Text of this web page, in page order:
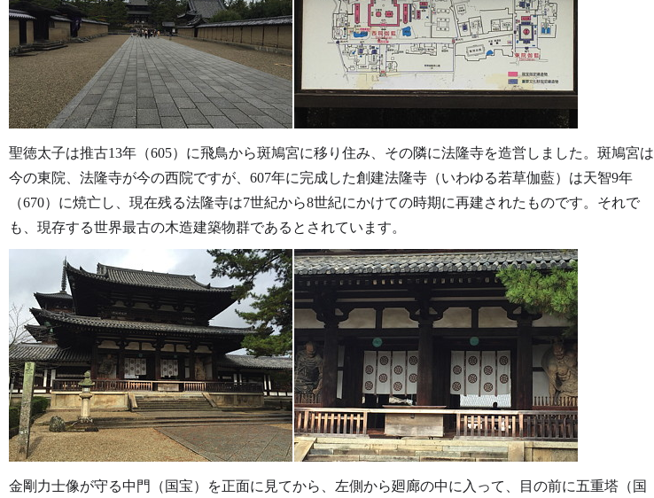
聖徳太子は推古13年（605）に飛鳥から斑鳩宮に移り住み、その隣に法隆寺を造営しました。斑鳩宮は
今の東院、法隆寺が今の西院ですが、607年に完成した創建法隆寺（いわゆる若草伽藍）は天智9年
（670）に焼亡し、現在残る法隆寺は7世紀から8世紀にかけての時期に再建されたものです。それで
も、現存する世界最古の木造建築物群であるとされています。
金剛力士像が守る中門（国宝）を正面に見てから、左側から廻廊の中に入って、目の前に五重塔（国